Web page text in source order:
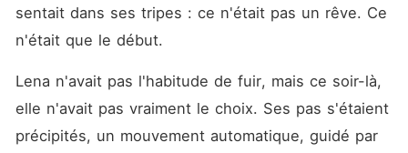
sentait dans ses tripes : ce n'était pas un rêve. Ce
n'était que le début.
Lena n'avait pas l'habitude de fuir, mais ce soir-là,
elle n'avait pas vraiment le choix. Ses pas s'étaient
précipités, un mouvement automatique, guidé par